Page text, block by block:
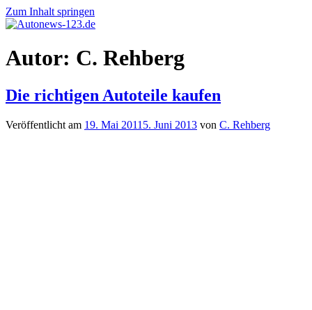
Zum Inhalt springen
123.de
mit
Autor: C. Rehberg
Die richtigen Autoteile kaufen
Veröffentlicht am 19. Mai 2011 5. Juni 2013 von C. Rehberg